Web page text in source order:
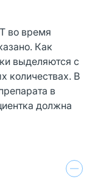
во время
Как
выделяются с
количествах. В
в
должна